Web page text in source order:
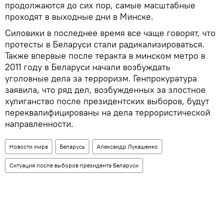
продолжаются до сих пор, самые масштабные
проходят в выходные дни в Минске.
Силовики в последнее время все чаще говорят, что
протесты в Беларуси стали радикализироваться.
Также впервые после теракта в минском метро в
2011 году в Беларуси начали возбуждать
уголовные дела за терроризм. Генпрокуратура
заявила, что ряд дел, возбужденных за злостное
хулиганство после президентских выборов, будут
переквалифицированы на дела террористической
направленности.
Новости мира Беларусь Александр Лукашенко
Ситуация после выборов президента Беларуси